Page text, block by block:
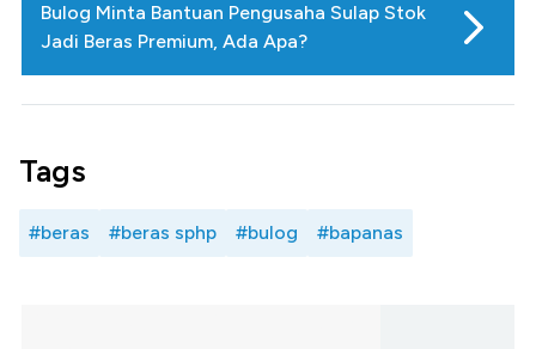
Bulog Minta Bantuan Pengusaha Sulap Stok
Jadi Beras Premium, Ada Apa?
Tags
#beras #beras sphp #bulog #bapanas